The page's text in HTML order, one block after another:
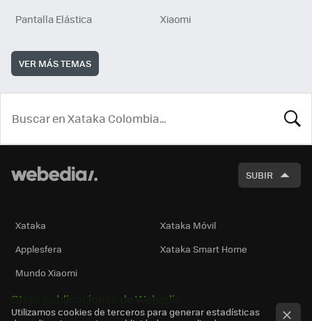
Pantalla Elástica
Xiaomi
VER MÁS TEMAS
SUBIR
Xataka
Xataka Móvil
Applesfera
Xataka Smart Home
Mundo Xiaomi
Otras publicaciones de Webedia
Utilizamos cookies de terceros para generar estadísticas